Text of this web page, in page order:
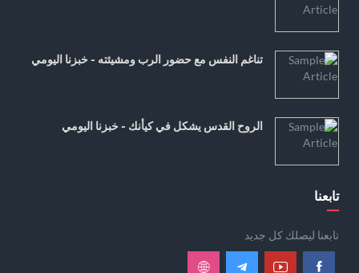
تناغم النفس مع حضور الرب ومشيئته - خبزنا اليومي
الروح القدس يشكل في كيأنك - خبزنا اليومي
تابعنا
تابعنا ليصلك كل جديد